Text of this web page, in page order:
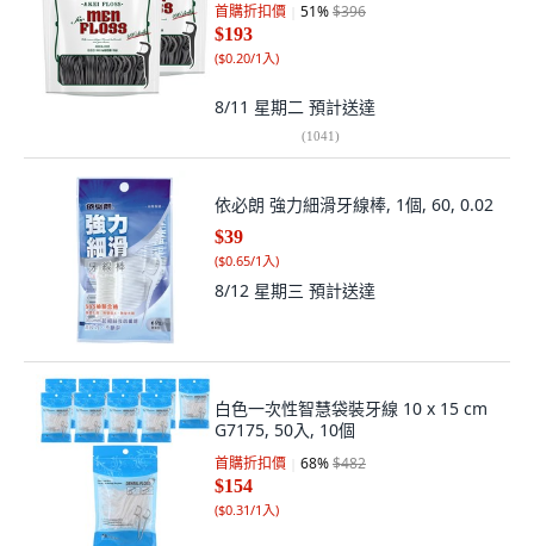
首購折扣價 51%$396
$193
($0.20/1入)
8/11 星期二 預計送達
(1041)
依必朗 強力細滑牙線棒, 1個, 60, 0.02
$39
($0.65/1入)
8/12 星期三 預計送達
白色一次性智慧袋裝牙線 10 x 15 cm
G7175, 50入, 10個
首購折扣價 68%$482
$154
($0.31/1入)